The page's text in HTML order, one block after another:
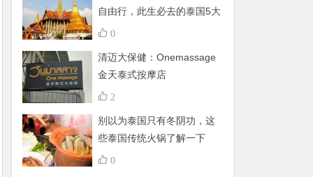
自由行，此生必去的泰国5大
景点
0
清迈大保健：Onemassage
金天泰式按摩店
2
别以为泰国只有冬阴功，这
些泰国传统火锅了解一下
0